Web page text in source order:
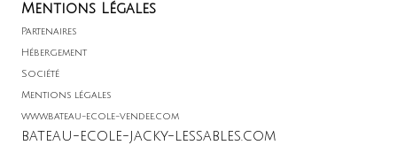
Mentions Légales
Partenaires
Hébergement
Société
Mentions légales
www.bateau-ecole-vendee.com
bateau-ecole-jacky-lessables.com